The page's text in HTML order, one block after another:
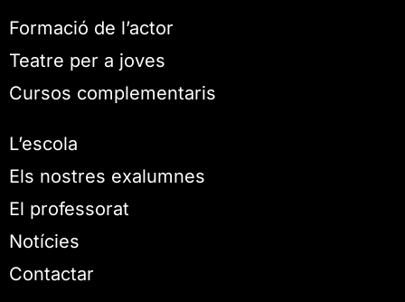
Formació de l’actor
Teatre per a joves
Cursos complementaris
L’escola
Els nostres exalumnes
El professorat
Notícies
Contactar